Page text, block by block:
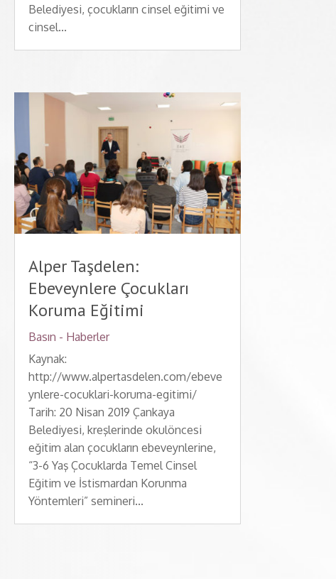
Belediyesi, çocukların cinsel eğitimi ve
cinsel...
Alper Taşdelen:
Ebeveynlere Çocukları
Koruma Eğitimi
Basın - Haberler
Kaynak:
http://www.alpertasdelen.com/ebeve
ynlere-cocuklari-koruma-egitimi/
Tarih: 20 Nisan 2019 Çankaya
Belediyesi, kreşlerinde okulöncesi
eğitim alan çocukların ebeveynlerine,
“3-6 Yaş Çocuklarda Temel Cinsel
Eğitim ve İstismardan Korunma
Yöntemleri” semineri...